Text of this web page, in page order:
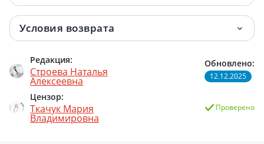
Условия возврата
Редакция:
Строева Наталья
Алексеевна
Цензор:
Ткачук Мария
Владимировна
Обновлено:
12.12.2025
Проверено